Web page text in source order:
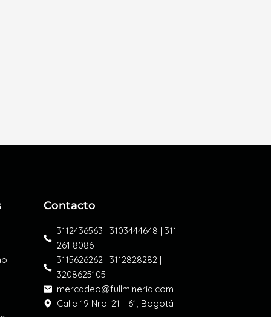
Contacto
3112436563 | 3103444648 | 311
261 8086
3115626262 | 3112828282 |
3208625105
mercadeo@fullmineria.com
Calle 19 Nro. 21 - 61, Bogotá